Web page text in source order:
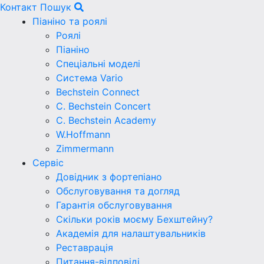
Контакт Пошук
Піаніно та роялі
Роялі
Піаніно
Спеціальні моделі
Система Vario
Bechstein Connect
C. Bechstein Concert
C. Bechstein Academy
W.Hoffmann
Zimmermann
Сервіс
Довідник з фортепіано
Обслуговування та догляд
Гарантія обслуговування
Скільки років моєму Бехштейну?
Академія для налаштувальників
Реставрація
Питання-відповіді